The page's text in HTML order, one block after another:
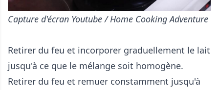
Capture d'écran Youtube / Home Cooking Adventure
Retirer du feu et incorporer graduellement le lait
jusqu'à ce que le mélange soit homogène.
Retirer du feu et remuer constamment jusqu'à